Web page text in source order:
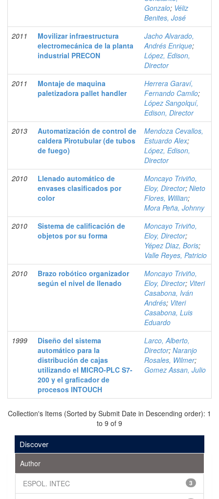
Gonzalo; Véliz
Benites, José
2011
Movilizar infraestructura
electromecánica de la planta
industrial PRECON
Jacho Alvarado,
Andrés Enrique;
López, Edison,
Director
2011
Montaje de maquina
paletizadora pallet handler
Herrera Garaví,
Fernando Camilo;
López Sangolquí,
Edison, Director
2013
Automatización de control de
caldera Pirotubular (de tubos
de fuego)
Mendoza Cevallos,
Estuardo Alex;
López, Edison,
Director
2010
Llenado automático de
envases clasificados por
color
Moncayo Triviño,
Eloy, Director; Nieto
Flores, Willian;
Mora Peña, Johnny
2010
Sistema de calificación de
objetos por su forma
Moncayo Triviño,
Eloy, Director;
Yépez Diaz, Boris;
Valle Reyes, Patricio
2010
Brazo robótico organizador
según el nivel de llenado
Moncayo Triviño,
Eloy, Director; Viteri
Casabona, Iván
Andrés; Viteri
Casabona, Luis
Eduardo
1999
Diseño del sistema
automático para la
distribución de cajas
utilizando el MICRO-PLC S7-
200 y el graficador de
procesos INTOUCH
Larco, Alberto,
Director; Naranjo
Rosales, Wilmer;
Gomez Assan, Julio
Collection's Items (Sorted by Submit Date in Descending order): 1
to 9 of 9
Discover
Author
3
ESPOL. INTEC